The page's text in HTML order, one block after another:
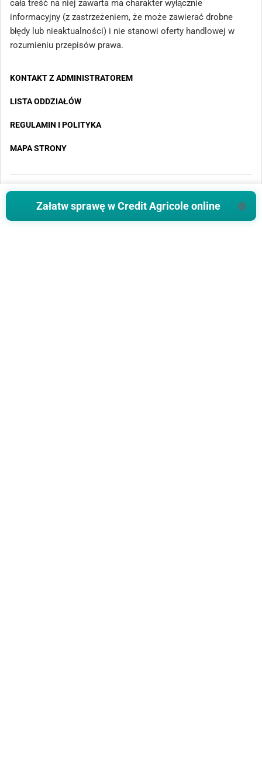
cała treść na niej zawarta ma charakter wyłącznie
informacyjny (z zastrzeżeniem, że może zawierać drobne
błędy lub nieaktualności) i nie stanowi oferty handlowej w
rozumieniu przepisów prawa.
KONTAKT Z ADMINISTRATOREM
LISTA ODDZIAŁÓW
REGULAMIN I POLITYKA
MAPA STRONY
Copyright 2025 - Wszystkie prawa zastrzeżone
Załatw sprawę w Credit Agricole online